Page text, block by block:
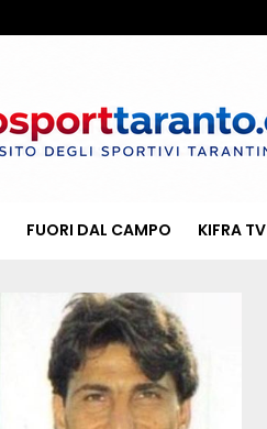
FUORI DAL CAMPO KIFRA TV